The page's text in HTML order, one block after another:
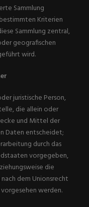
Sammlung
Kriterien
Sammlung zentral,
geografischen
wird.
juristische Person,
die allein oder
und Mittel der
Daten entscheidet;
durch das
vorgegeben,
die
dem Unionsrecht
werden.